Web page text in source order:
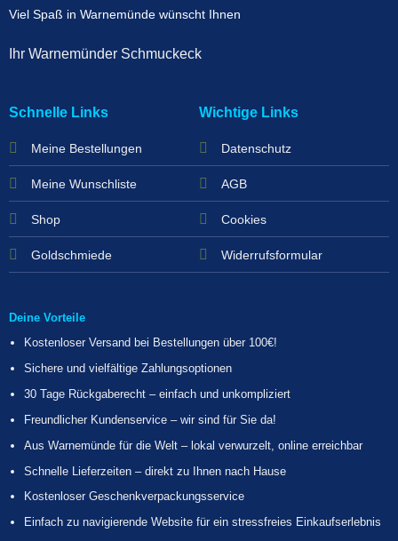
Viel Spaß in Warnemünde wünscht Ihnen
Ihr Warnemünder Schmuckeck
Schnelle Links
Meine Bestellungen
Meine Wunschliste
Shop
Goldschmiede
Wichtige Links
Datenschutz
AGB
Cookies
Widerrufsformular
Deine Vorteile
Kostenloser Versand bei Bestellungen über 100€!
Sichere und vielfältige Zahlungsoptionen
30 Tage Rückgaberecht – einfach und unkompliziert
Freundlicher Kundenservice – wir sind für Sie da!
Aus Warnemünde für die Welt – lokal verwurzelt, online erreichbar
Schnelle Lieferzeiten – direkt zu Ihnen nach Hause
Kostenloser Geschenkverpackungsservice
Einfach zu navigierende Website für ein stressfreies Einkaufserlebnis